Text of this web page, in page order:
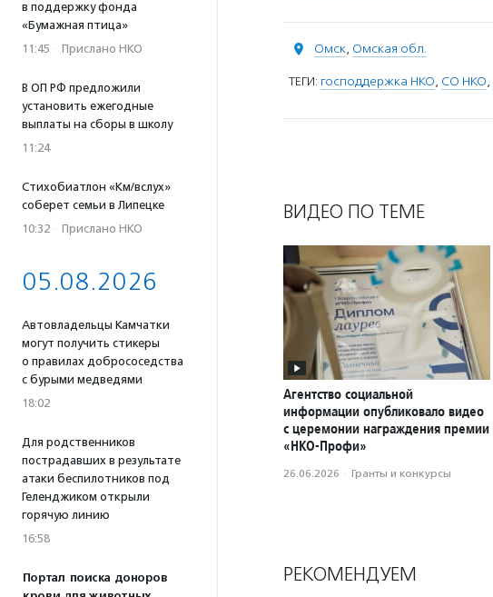
в поддержку фонда
«Бумажная птица»
11:45 · Прислано НКО
В ОП РФ предложили
установить ежегодные
выплаты на сборы в школу
11:24
Стихобиатлон «Км/вслух»
соберет семьи в Липецке
10:32 · Прислано НКО
05.08.2026
Автовладельцы Камчатки
могут получить стикеры
о правилах добрососедства
с бурыми медведями
18:02
Для родственников
пострадавших в результате
атаки беспилотников под
Геленджиком открыли
горячую линию
16:58
Портал поиска доноров
Омск, Омская обл.
ТЕГИ: господдержка НКО, СО НКО,
ВИДЕО ПО ТЕМЕ
Агентство социальной
информации опубликовало видео
с церемонии награждения премии
«НКО-Профи»
26.06.2026 · Гранты и конкурсы
РЕКОМЕНДУЕМ